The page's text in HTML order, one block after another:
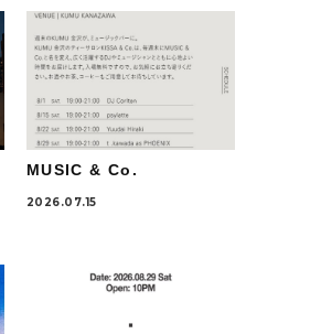
MUSIC & Co.
2026.07.15